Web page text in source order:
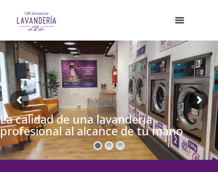
La calidad de una lavandería
profesional al alcance de tu mano